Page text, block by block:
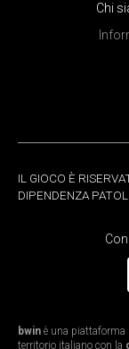
Chi
IL GIOCO È
DIPENDENZA
bwin è una piattaforma
territorio italiano con la